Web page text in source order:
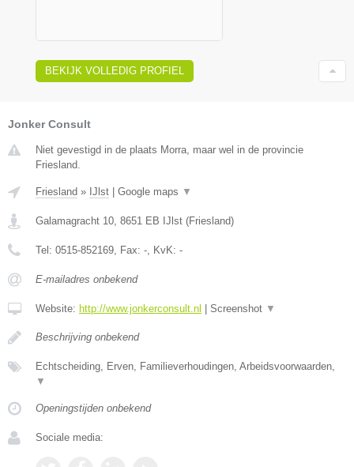
BEKIJK VOLLEDIG PROFIEL
Jonker Consult
Niet gevestigd in de plaats Morra, maar wel in de provincie
Friesland.
Friesland » IJlst Google maps ▼
Galamagracht 10 8651 EB IJlst (Friesland)
Tel: 0515-852169 , Fax: - , KvK: -
E-mailadres onbekend
Website: http://www.jonkerconsult.nl Screenshot ▼
Beschrijving onbekend
Echtscheiding, Erven, Familieverhoudingen, Arbeidsvoorwaarden,
▼
Openingstijden onbekend
Sociale media: